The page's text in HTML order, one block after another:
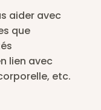
aider avec
que
lien avec
etc.